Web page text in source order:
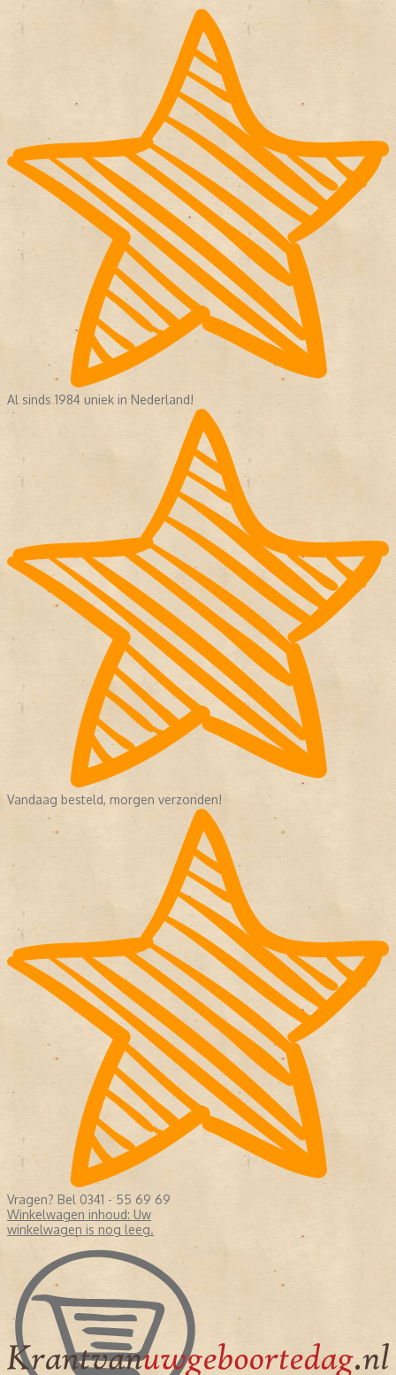
Al sinds 1984 uniek in Nederland!
Vandaag besteld, morgen verzonden!
Vragen? Bel 0341 - 55 69 69
Winkelwagen inhoud: Uw
winkelwagen is nog leeg.